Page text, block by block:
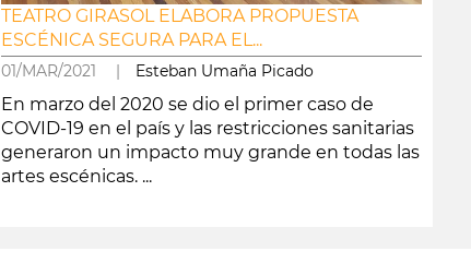
TEATRO GIRASOL ELABORA PROPUESTA
ESCÉNICA SEGURA PARA EL...
01/MAR/2021 | Esteban Umaña Picado
En marzo del 2020 se dio el primer caso de
COVID-19 en el país y las restricciones sanitarias
generaron un impacto muy grande en todas las
artes escénicas. ...